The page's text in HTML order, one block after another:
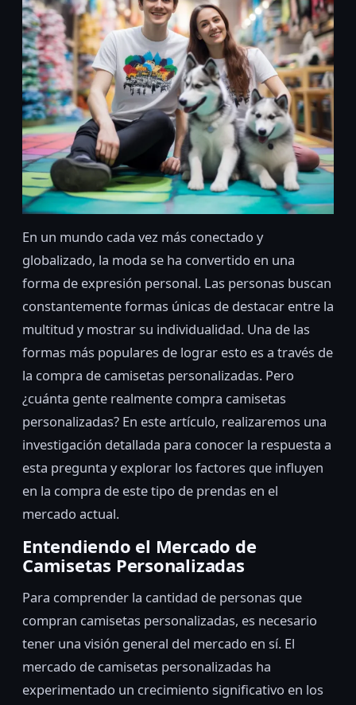
En un mundo cada vez más conectado y
globalizado, la moda se ha convertido en una
forma de expresión personal. Las personas buscan
constantemente formas únicas de destacar entre la
multitud y mostrar su individualidad. Una de las
formas más populares de lograr esto es a través de
la compra de camisetas personalizadas. Pero
¿cuánta gente realmente compra camisetas
personalizadas? En este artículo, realizaremos una
investigación detallada para conocer la respuesta a
esta pregunta y explorar los factores que influyen
en la compra de este tipo de prendas en el
mercado actual.
Entendiendo el Mercado de
Camisetas Personalizadas
Para comprender la cantidad de personas que
compran camisetas personalizadas, es necesario
tener una visión general del mercado en sí. El
mercado de camisetas personalizadas ha
experimentado un crecimiento significativo en los